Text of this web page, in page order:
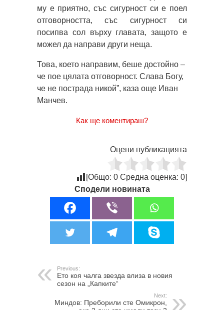
му е приятно, със сигурност си е поел
отговорността, със сигурност си
посипва сол върху главата, защото е
можел да направи други неща.
Това, което направим, беше достойно –
че пое цялата отговорност. Слава Богу,
че не пострада никой”, каза още Иван
Манчев.
Как ще коментираш?
Оцени публикацията
[Общо: 0 Средна оценка: 0]
Сподели новината
Previous:
Ето коя чалга звезда влиза в новия
сезон на „Капките“
Next:
Миндов: Преборили сте Омикрон,